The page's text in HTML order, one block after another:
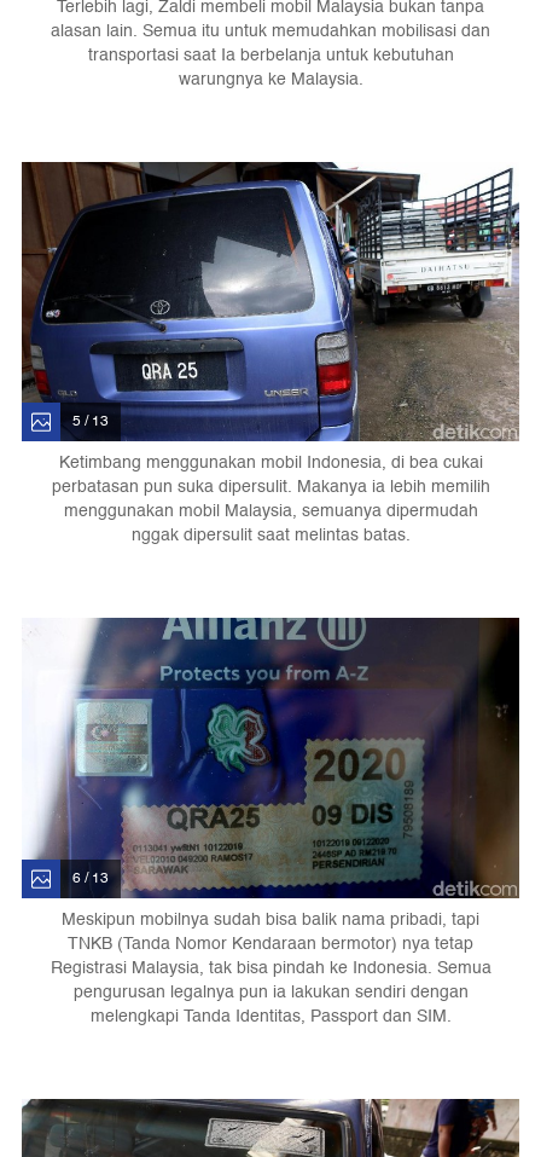
Terlebih lagi, Zaldi membeli mobil Malaysia bukan tanpa
alasan lain. Semua itu untuk memudahkan mobilisasi dan
transportasi saat Ia berbelanja untuk kebutuhan
warungnya ke Malaysia.
5 / 13
Ketimbang menggunakan mobil Indonesia, di bea cukai
perbatasan pun suka dipersulit. Makanya ia lebih memilih
menggunakan mobil Malaysia, semuanya dipermudah
nggak dipersulit saat melintas batas.
6 / 13
Meskipun mobilnya sudah bisa balik nama pribadi, tapi
TNKB (Tanda Nomor Kendaraan bermotor) nya tetap
Registrasi Malaysia, tak bisa pindah ke Indonesia. Semua
pengurusan legalnya pun ia lakukan sendiri dengan
melengkapi Tanda Identitas, Passport dan SIM.